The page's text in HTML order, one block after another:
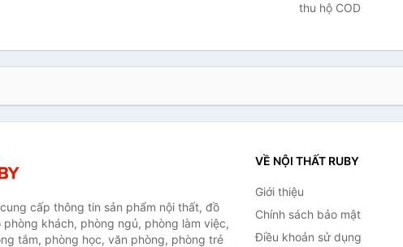
thu hộ COD
cấp thông tin sản phẩm nội thất, đồ
khách, phòng ngủ, phòng làm việc,
tắm, phòng học, văn phòng, phòng trẻ
VỀ NỘI THẤT RUBY
Giới thiệu
Chính sách bảo mật
Điều khoản sử dụng